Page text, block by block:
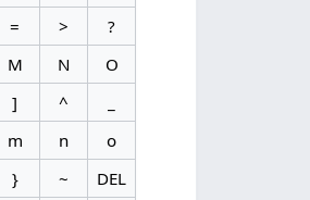
= >
?
M N
O
] ^
m n
o
} ~
DEL